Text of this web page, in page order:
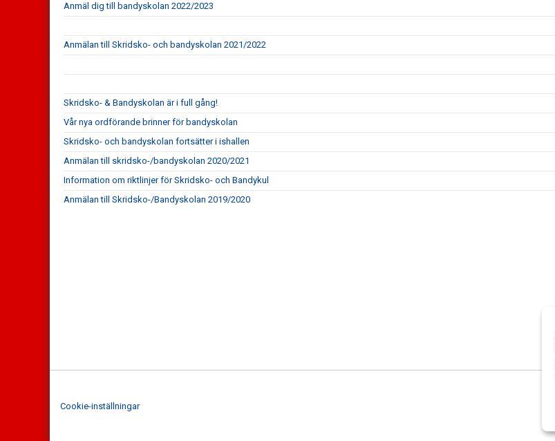
Anmäl dig till bandyskolan 2022/2023
Anmälan till Skridsko- och bandyskolan 2021/2022
Skridsko- & Bandyskolan är i full gång!
Vår nya ordförande brinner för bandyskolan
Skridsko- och bandyskolan fortsätter i ishallen
Anmälan till skridsko-/bandyskolan 2020/2021
Information om riktlinjer för Skridsko- och Bandykul
Anmälan till Skridsko-/Bandyskolan 2019/2020
Cookie-inställningar